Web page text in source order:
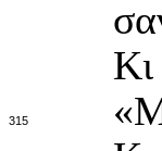
Κι
315